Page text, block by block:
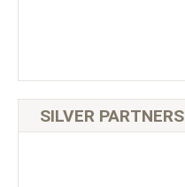
SILVER PARTNERS